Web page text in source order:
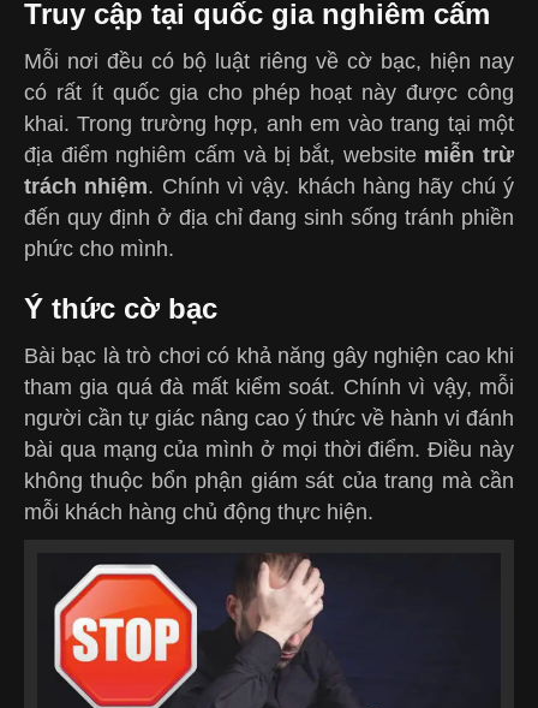
Truy cập tại quốc gia nghiêm cấm
Mỗi nơi đều có bộ luật riêng về cờ bạc, hiện nay
có rất ít quốc gia cho phép hoạt này được công
khai. Trong trường hợp, anh em vào trang tại một
địa điểm nghiêm cấm và bị bắt, website miễn trừ
trách nhiệm. Chính vì vậy. khách hàng hãy chú ý
đến quy định ở địa chỉ đang sinh sống tránh phiền
phức cho mình.
Ý thức cờ bạc
Bài bạc là trò chơi có khả năng gây nghiện cao khi
tham gia quá đà mất kiểm soát. Chính vì vậy, mỗi
người cần tự giác nâng cao ý thức về hành vi đánh
bài qua mạng của mình ở mọi thời điểm. Điều này
không thuộc bổn phận giám sát của trang mà cần
mỗi khách hàng chủ động thực hiện.